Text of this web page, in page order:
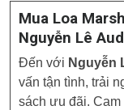
Mua Loa
Nguyễn Lê
Đến với Nguyễn
vấn tận tình, trải
sách ưu đãi.